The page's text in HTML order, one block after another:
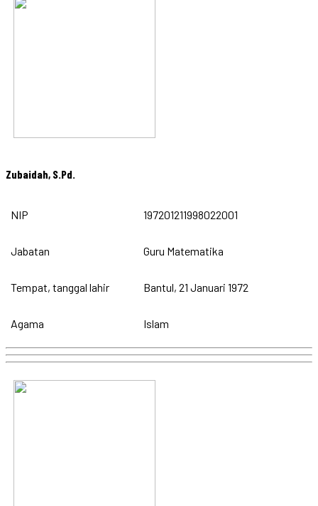
Zubaidah, S.Pd.
NIP 197201211998022001
Jabatan Guru Matematika
Tempat, tanggal lahir Bantul, 21 Januari 1972
Agama Islam